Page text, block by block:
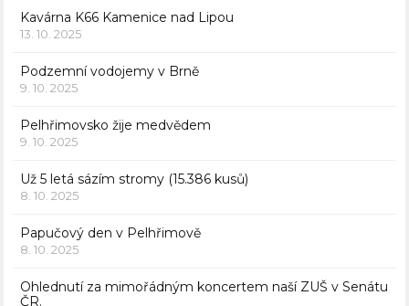
Kavárna K66 Kamenice nad Lipou
13. 10. 2025
Podzemní vodojemy v Brně
9. 10. 2025
Pelhřimovsko žije medvědem
9. 10. 2025
Už 5 letá sázím stromy (15.386 kusů)
8. 10. 2025
Papučový den v Pelhřimově
8. 10. 2025
Ohlednutí za mimořádným koncertem naší ZUŠ v Senátu
ČR.